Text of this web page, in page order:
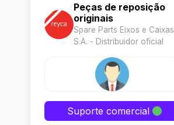
Peças de reposição
originais
Spare Parts Eixos e Caixas
S.A. - Distribuidor oficial
Suporte comercial